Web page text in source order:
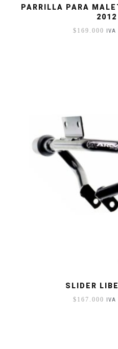
PARRILLA PARA
2012
$ 169.000 IVA
SLIDER
$ 167.000